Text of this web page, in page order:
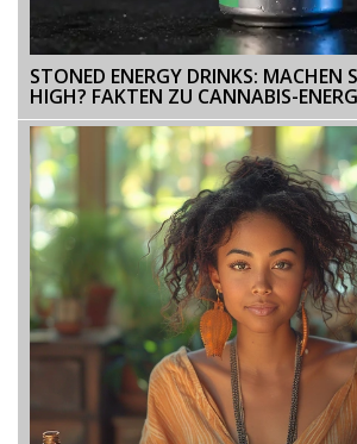
STONED ENERGY DRINKS: MACHEN
HIGH? FAKTEN ZU CANNABIS-